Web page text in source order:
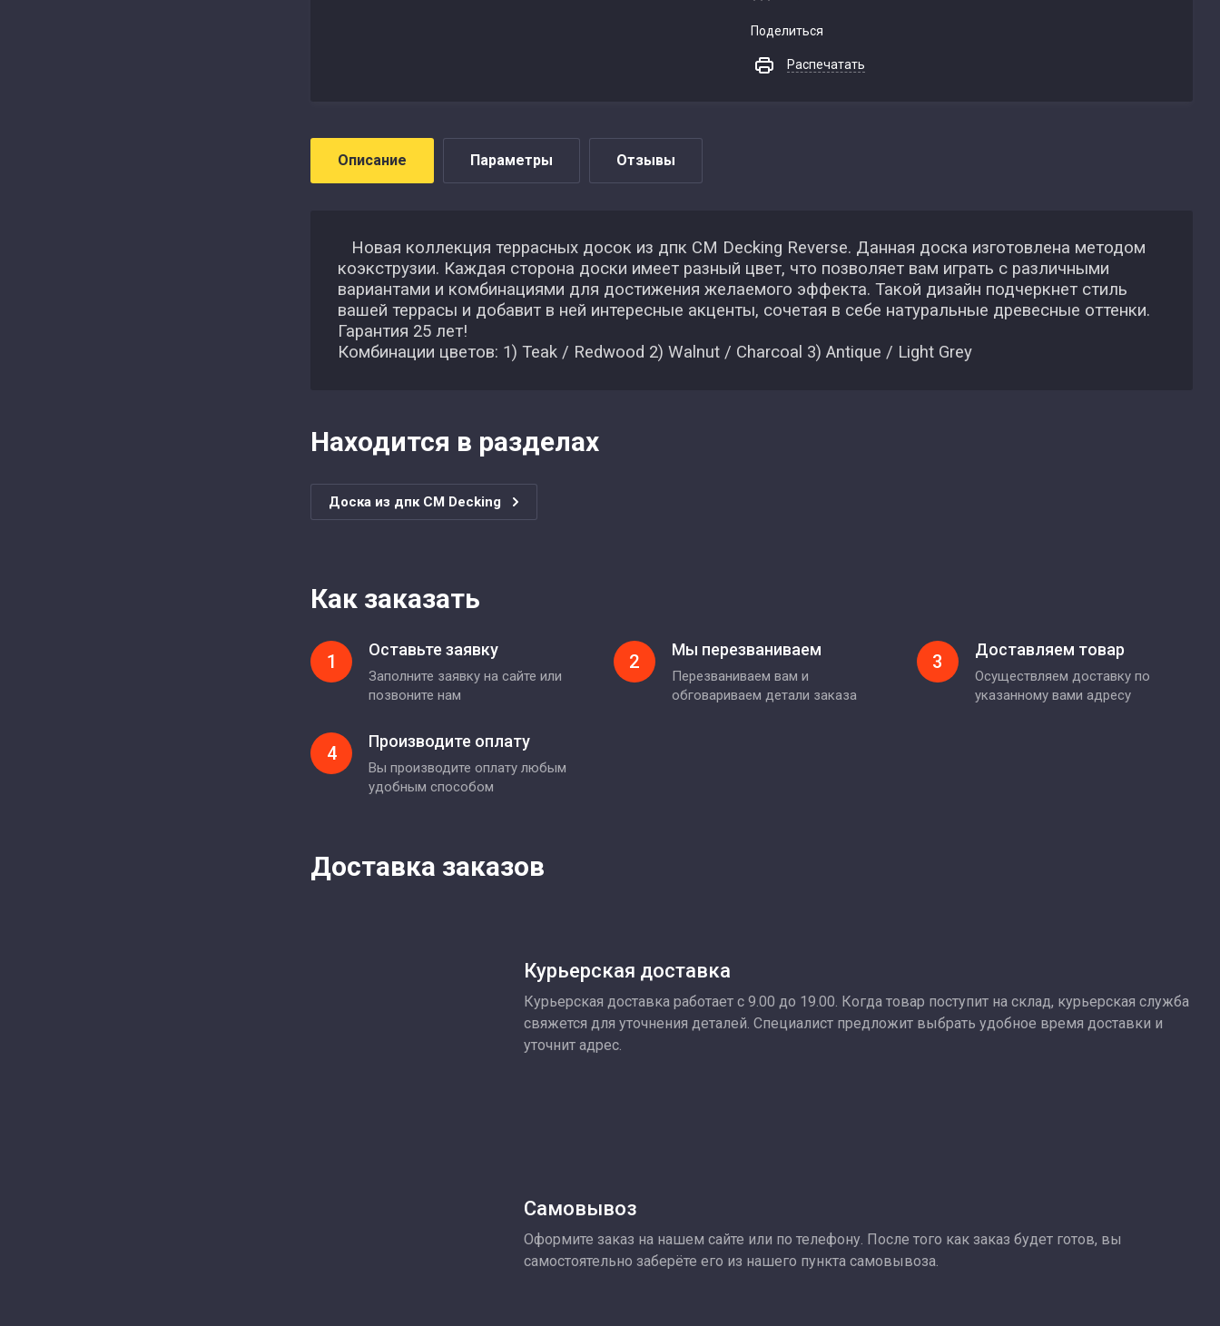
Поделиться
Распечатать
Описание Параметры Отзывы
Новая коллекция террасных досок из дпк CM Decking Reverse. Данная доска изготовлена методом
коэкструзии. Каждая сторона доски имеет разный цвет, что позволяет вам играть с различными
вариантами и комбинациями для достижения желаемого эффекта. Такой дизайн подчеркнет стиль
вашей террасы и добавит в ней интересные акценты, сочетая в себе натуральные древесные оттенки.
Гарантия 25 лет!
Комбинации цветов: 1) Teak / Redwood 2) Walnut / Charcoal 3) Antique / Light Grey
Находится в разделах
Доска из дпк CM Decking
Как заказать
1
Оставьте заявку
Заполните заявку на сайте или
позвоните нам
2
Мы перезваниваем
Перезваниваем вам и
обговариваем детали заказа
3
Доставляем товар
Осуществляем доставку по
указанному вами адресу
4
Производите оплату
Вы производите оплату любым
удобным способом
Доставка заказов
Курьерская доставка
Курьерская доставка работает с 9.00 до 19.00. Когда товар поступит на склад, курьерская служба
свяжется для уточнения деталей. Специалист предложит выбрать удобное время доставки и
уточнит адрес.
Самовывоз
Оформите заказ на нашем сайте или по телефону. После того как заказ будет готов, вы
самостоятельно заберёте его из нашего пункта самовывоза.